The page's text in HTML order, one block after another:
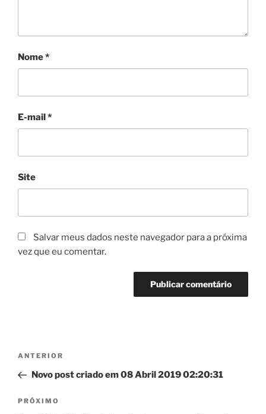
Nome*
E-mail*
Site
Salvar meus dados neste navegador para a próxima
vez que eu comentar.
Navegação
Post
Post
anterior
ANTERIOR
Novo post criado em 08 Abril 2019 02:20:31
Próximo
PRÓXIMO